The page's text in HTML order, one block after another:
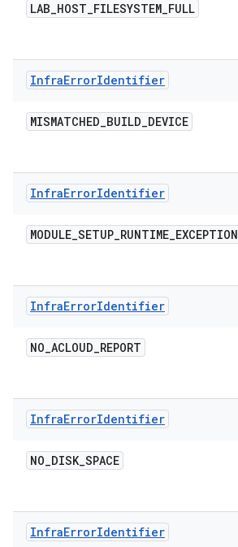
LAB_HOST_FILESYSTEM_FULL
InfraErrorIdentifier
MISMATCHED_BUILD_DEVICE
InfraErrorIdentifier
MODULE_SETUP_RUNTIME_EXCEPTION
InfraErrorIdentifier
NO_ACLOUD_REPORT
InfraErrorIdentifier
NO_DISK_SPACE
InfraErrorIdentifier